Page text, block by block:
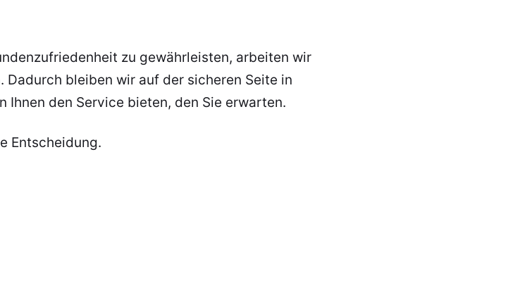
zu gewährleisten, arbeiten wir
bleiben wir auf der sicheren Seite in
Ihnen den Service bieten, den Sie erwarten.
Entscheidung.